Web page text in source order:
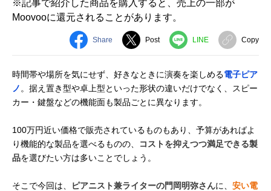
※記事で紹介した商品を購入すると、売上の一部が
Moovooに還元されることがあります。
Share Post LINE Copy
時間帯や場所を気にせず、好きなときに演奏を楽しめる電子ピア
ノ 。据え置き型や卓上型といった形状の違いだけでなく、スピー
カー・鍵盤などの機能面も製品ごとに異なります。
100万円近い価格で販売されているものもあり、予算があればよ
り機能的な製品を選べるものの、
コストを抑えつつ満足できる製
品を選びたい方は多いことでしょう。
そこで今回は、 ピアニスト兼ライターの門岡明弥さんに、 安い電